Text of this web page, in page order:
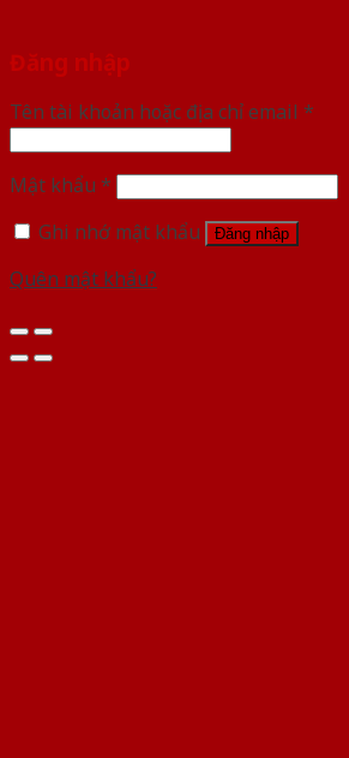
Đăng nhập
Tên tài khoản hoặc địa chỉ email *
Mật khẩu *
Ghi nhớ mật khẩu
Đăng nhập
Quên mật khẩu?